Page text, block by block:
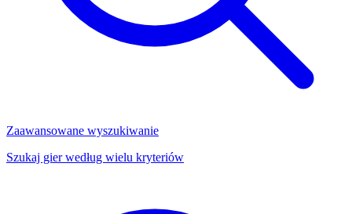
Zaawansowane wyszukiwanie
Szukaj gier według wielu kryteriów